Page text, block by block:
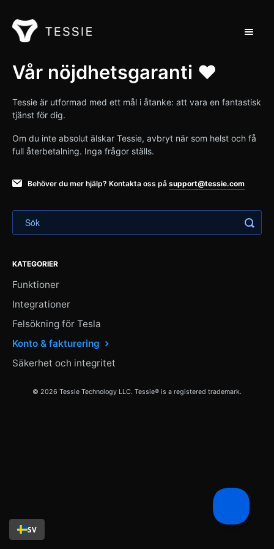
Toggle
Stöd hem
Kontakt
Vår nöjdhetsgaranti ❤️
Tessie är utformad med ett mål i åtanke: att vara en fantastisk
tjänst för dig.
Om du inte absolut älskar Tessie, avbryt när som helst och få
full återbetalning. Inga frågor ställs.
Behöver du mer hjälp? Kontakta oss på support@tessie.com
KATEGORIER
Funktioner
Integrationer
Felsökning för Tesla
Konto & fakturering
Säkerhet och integritet
© 2026 Tessie Technology LLC. Tessie® is a registered trademark.
SV